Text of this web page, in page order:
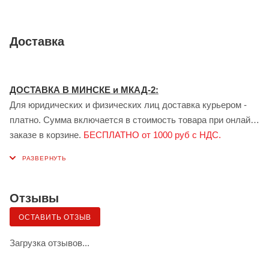
Доставка
ДОСТАВКА В МИНСКЕ и МКАД-2:
Для юридических и физических лиц доставка курьером -
платно. Сумма включается в стоимость товара при онлайн
заказе в корзине. БЕСПЛАТНО от 1000 руб с НДС.
менеджером при заказе.
Доставка сервисом ЯНДЕКС:
Также возможна доставка грузов для физических лиц в
Минске и Гомеле — сервисом «Яндекс.Доставка» (клиент
Отзывы
ОСТАВИТЬ ОТЗЫВ
Загрузка отзывов...